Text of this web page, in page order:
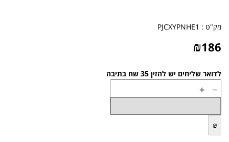
מק"ט : PJCXYPNHE1
₪186
לדואר שליחים יש להזין 35 שח בתיבה
−
+
₪